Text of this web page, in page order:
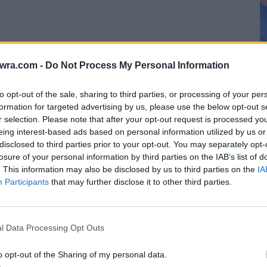
- Do Not Process My Personal Information
opt-out of the sale, sharing to third parties, or processing of your
for targeted advertising by us, please use the below opt-out
selection. Please note that after your opt-out request is processed
interest-based ads based on personal information utilized by us
to third parties prior to your opt-out. You may separately
of your personal information by third parties on the IAB’s list of
This information may also be disclosed by us to third parties on the
Participants that may further disclose it to other third parties.
Data Processing Opt Outs
opt-out of the Sharing of my personal data.
αρκετούς χρήστες του διαδικτύου με το
στο twitter και εκατοντάδες σχόλια να έχουν
στο twitter: